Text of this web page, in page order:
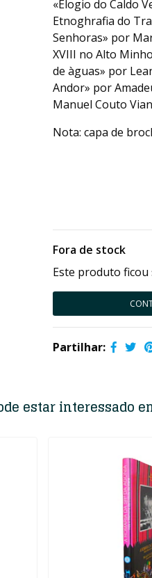
«Elogio do Caldo
Etnoghrafia do
Senhoras» por
XVIII no Alto
de àguas» por
Andor» por
Manuel Couto
Nota: capa de
Fora de stock
Este produto ficou
Partilhar:
estar interessado